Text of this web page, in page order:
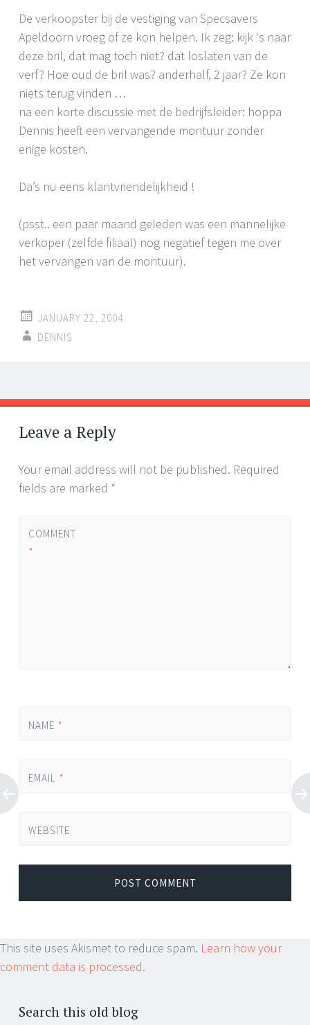
De verkoopster bij de vestiging van Specsavers
Apeldoorn vroeg of ze kon helpen. Ik zeg: kijk ‘s naar
deze bril, dat mag toch niet? dat loslaten van de
verf? Hoe oud de bril was? anderhalf, 2 jaar? Ze kon
niets terug vinden …
na een korte discussie met de bedrijfsleider: hoppa
Dennis heeft een vervangende montuur zonder
enige kosten.
Da’s nu eens klantvriendelijkheid !
(psst.. een paar maand geleden was een mannelijke
verkoper (zelfde filiaal) nog negatief tegen me over
het vervangen van de montuur).
JANUARY 22, 2004
DENNIS
Post
navigation
←
→
Leave a Reply
Your email address will not be published. Required
fields are marked *
COMMENT
*
NAME *
EMAIL *
WEBSITE
This site uses Akismet to reduce spam. Learn how your
comment data is processed.
Search this old blog